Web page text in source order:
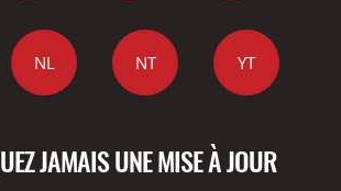
NL NT YT
JAMAIS UNE MISE À JOUR